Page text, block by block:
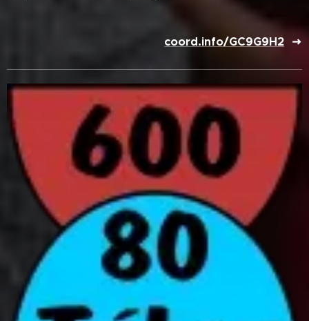
coord.info/GC9G9H2